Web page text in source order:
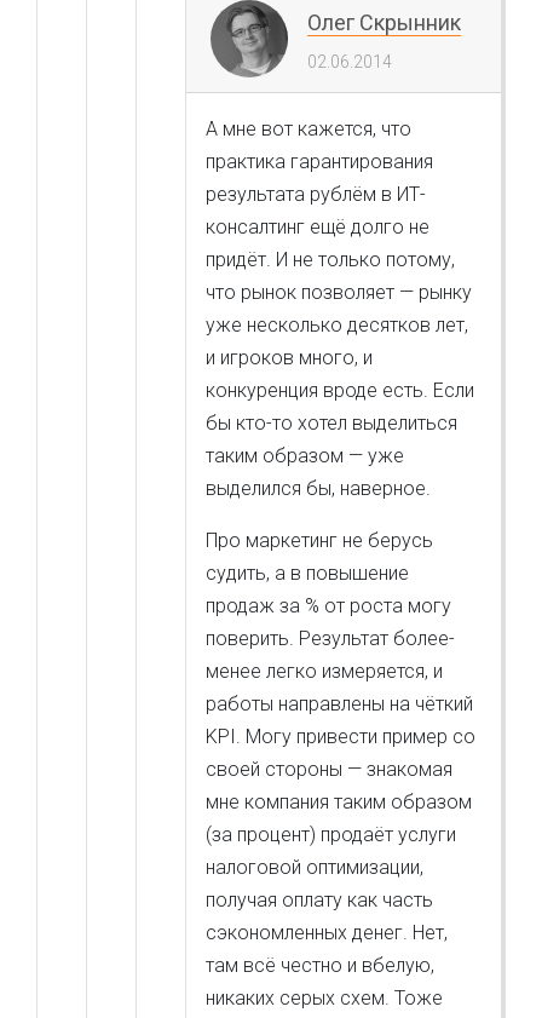
Олег Скрынник
02.06.2014
А мне вот кажется, что
практика гарантирования
результата рублём в ИТ-
консалтинг ещё долго не
придёт. И не только потому,
что рынок позволяет — рынку
уже несколько десятков лет,
и игроков много, и
конкуренция вроде есть. Если
бы кто-то хотел выделиться
таким образом — уже
выделился бы, наверное.
Про маркетинг не берусь
судить, а в повышение
продаж за % от роста могу
поверить. Результат более-
менее легко измеряется, и
работы направлены на чёткий
KPI. Могу привести пример со
своей стороны — знакомая
мне компания таким образом
(за процент) продаёт услуги
налоговой оптимизации,
получая оплату как часть
сэкономленных денег. Нет,
там всё честно и вбелую,
никаких серых схем. Тоже